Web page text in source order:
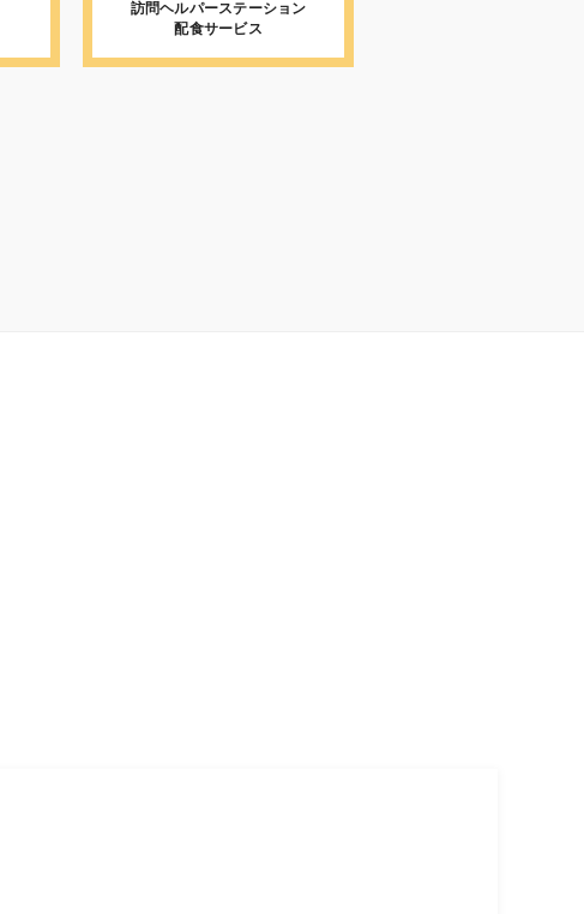
訪問ヘルパーステーション
配食サービス